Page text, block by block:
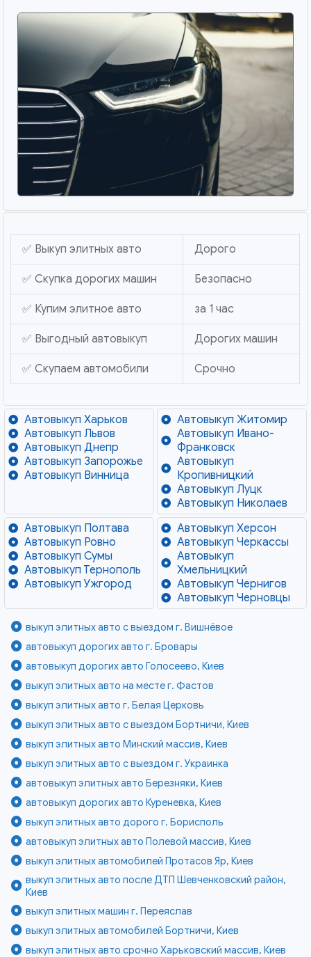
✅ Выкуп элитных авто Дорого
✅ Скупка дорогих машин Безопасно
✅ Купим элитное авто за 1 час
✅ Выгодный автовыкуп Дорогих машин
✅ Скупаем автомобили Срочно
Автовыкуп Харьков
Автовыкуп Львов
Автовыкуп Днепр
Автовыкуп Запорожье
Автовыкуп Винница
Автовыкуп Житомир
Автовыкуп Ивано-
Франковск
Автовыкуп
Кропивницкий
Автовыкуп Луцк
Автовыкуп Николаев
Автовыкуп Полтава
Автовыкуп Ровно
Автовыкуп Сумы
Автовыкуп Тернополь
Автовыкуп Ужгород
Автовыкуп Херсон
Автовыкуп Черкассы
Автовыкуп
Хмельницкий
Автовыкуп Чернигов
Автовыкуп Черновцы
выкуп элитных авто с выездом г. Вишнёвое
автовыкуп дорогих авто г. Бровары
автовыкуп дорогих авто Голосеево, Киев
выкуп элитных авто на месте г. Фастов
выкуп элитных авто г. Белая Церковь
выкуп элитных авто с выездом Бортничи, Киев
выкуп элитных авто Минский массив, Киев
выкуп элитных авто с выездом г. Украинка
автовыкуп элитных авто Березняки, Киев
автовыкуп дорогих авто Куреневка, Киев
выкуп элитных авто дорого г. Борисполь
автовыкуп элитных авто Полевой массив, Киев
выкуп элитных автомобилей Протасов Яр, Киев
выкуп элитных авто после ДТП Шевченковский район,
Киев
выкуп элитных машин г. Переяслав
выкуп элитных автомобилей Бортничи, Киев
выкуп элитных авто срочно Харьковский массив, Киев